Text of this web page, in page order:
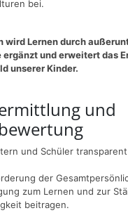
bei.
wird Lernen durch
ergänzt und erweitert das
unserer Kinder.
und
und Schüler
der
zum Lernen und zur
beitragen.